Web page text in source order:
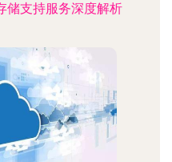
储支持服务深度解析